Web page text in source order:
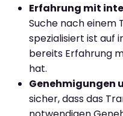
Erfahrung mit
Suche nach einem
spezialisiert ist auf
bereits Erfahrung
hat.
Genehmigungen
sicher, dass das